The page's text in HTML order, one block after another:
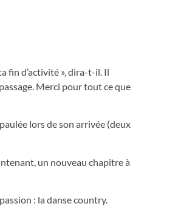
fin d’activité », dira-t-il. Il
Merci pour tout ce que
lors de son arrivée (deux
un nouveau chapitre à
: la danse country.